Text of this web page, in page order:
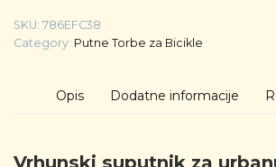
SKU: 786EFC38
Category: Putne Torbe za Bicikle
Opis Dodatne informacije
Vrhunski suputnik za